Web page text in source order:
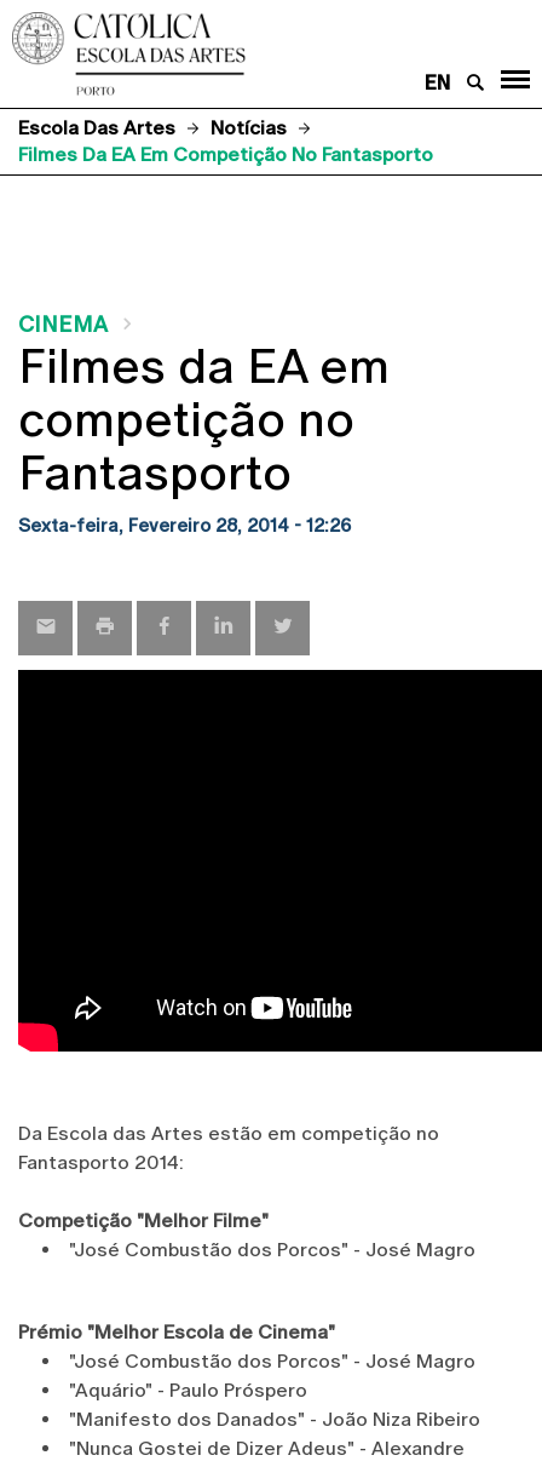
EN
Escola Das Artes
Notícias
Filmes Da EA Em Competição No Fantasporto
CINEMA
Filmes da EA em
competição no
Fantasporto
Sexta-feira, Fevereiro 28, 2014 - 12:26
Da Escola das Artes estão em competição no
Fantasporto 2014:
Competição "Melhor Filme"
"José Combustão dos Porcos" - José Magro
Prémio "Melhor Escola de Cinema"
"José Combustão dos Porcos" - José Magro
"Aquário" - Paulo Próspero
"Manifesto dos Danados" - João Niza Ribeiro
"Nunca Gostei de Dizer Adeus" - Alexandre